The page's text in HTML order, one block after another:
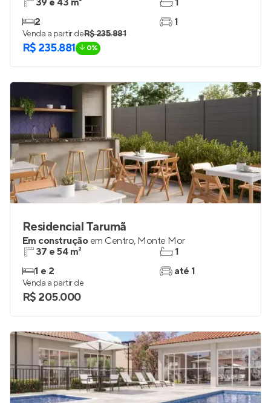
39 e 43 m²
2
1
1
Venda a partir deR$ 235.881
R$ 235.881 0%
Residencial Tarumã
Em construção em Centro, Monte Mor
37 e 54 m²
1 e 2
1
até 1
Venda a partir de
R$ 205.000